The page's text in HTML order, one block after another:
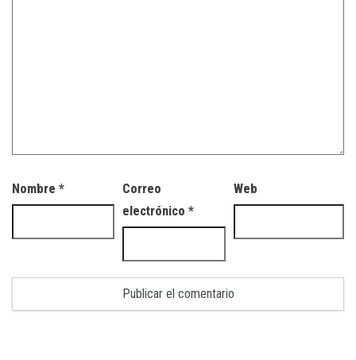
Nombre *
Correo
electrónico*
Web